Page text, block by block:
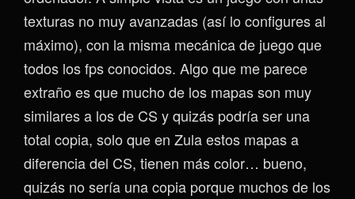
texturas no muy avanzadas (así lo configures al
máximo), con la misma mecánica de juego que
todos los fps conocidos. Algo que me parece
extraño es que mucho de los mapas son muy
similares a los de CS y quizás podría ser una
total copia, solo que en Zula estos mapas a
diferencia del CS, tienen más color… bueno,
quizás no sería una copia porque muchos de los